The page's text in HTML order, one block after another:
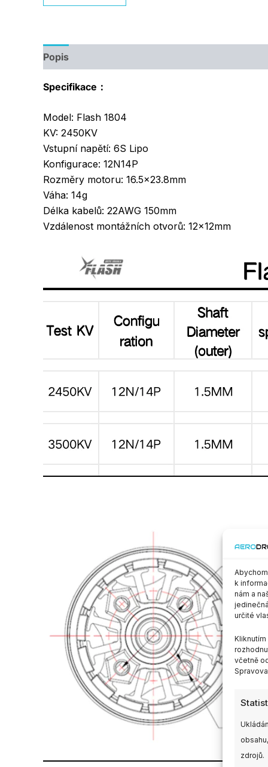
k
nám a
určité
včetně
zdrojů.
Popis
Specifikace：
Model: Flash 1804
KV: 2450KV
Vstupní napětí: 6S Lipo
Konfigurace: 12N14P
Rozměry motoru: 16.5×23.8mm
Váha: 14g
Délka kabelů: 22AWG 150mm
Vzdálenost montážních otvorů: 12x12mm